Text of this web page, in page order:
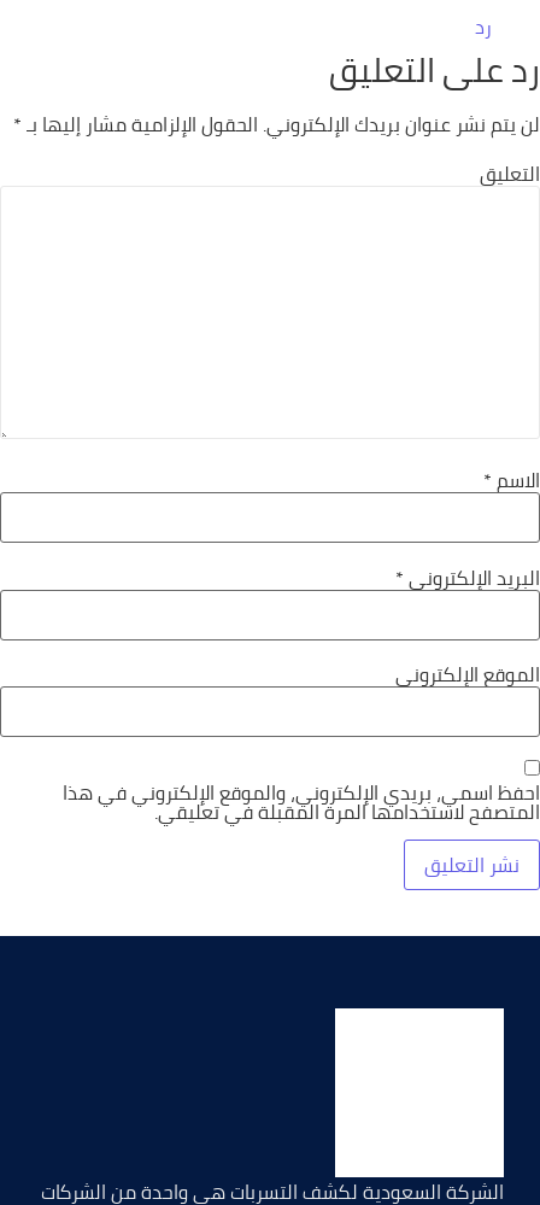
رد
رد على التعليق
لن يتم نشر عنوان بريدك الإلكتروني. الحقول الإلزامية مشار إليها بـ*
التعليق
الاسم*
البريد الإلكتروني*
الموقع الإلكتروني
احفظ اسمي، بريدي الإلكتروني، والموقع الإلكتروني في هذا
المتصفح لاستخدامها المرة المقبلة في تعليقي.
الشركة السعودية لكشف التسربات هي واحدة من الشركات